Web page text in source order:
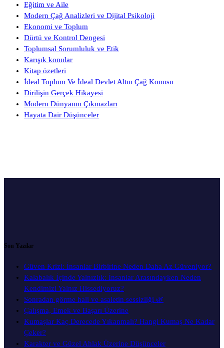
Eğitim ve Aile
Modern Çağ Analizleri ve Dijital Psikoloji
Ekonomi ve Toplum
Dürtü ve Kontrol Dengesi
Toplumsal Sorumluluk ve Etik
Karışık konular
Kitap özetleri
İdeal Toplum Ve İdeal Devlet Altın Çağ Konusu
Dirilişin Gerçek Hikayesi
Modern Dünyanın Çıkmazları
Hayata Dair Düşünceler
Son Yazılar
Güven Krizi: İnsanlar Birbirine Neden Daha Az Güveniyor?
Kalabalık İçinde Yalnızlık: İnsanlar Arasındayken Neden
Kendimizi Yalnız Hissediyoruz?
Sonradan görme hali ve asaletin sessizliği 🌿
Çalışma, Emek ve Başarı Üzerine
Kumaşlar Kaç Derecede Yıkanmalı? Hangi Kumaş Ne Kadar
Çeker?
Karakter ve Güzel Ahlak Üzerine Düşünceler